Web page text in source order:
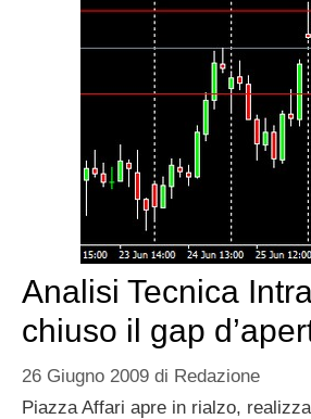
Analisi Tecnica
chiuso il gap
26 Giugno 2009 di Redazione
Piazza Affari apre in rialzo,